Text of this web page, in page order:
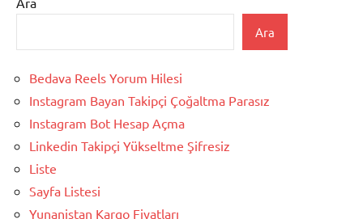
Ara
Bedava Reels Yorum Hilesi
Instagram Bayan Takipçi Çoğaltma Parasız
Instagram Bot Hesap Açma
Linkedin Takipçi Yükseltme Şifresiz
Liste
Sayfa Listesi
Yunanistan Kargo Fiyatları